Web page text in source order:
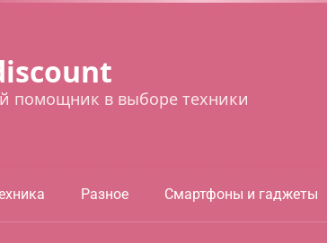
помощник в выборе техники
Разное Смартфоны и гаджеты